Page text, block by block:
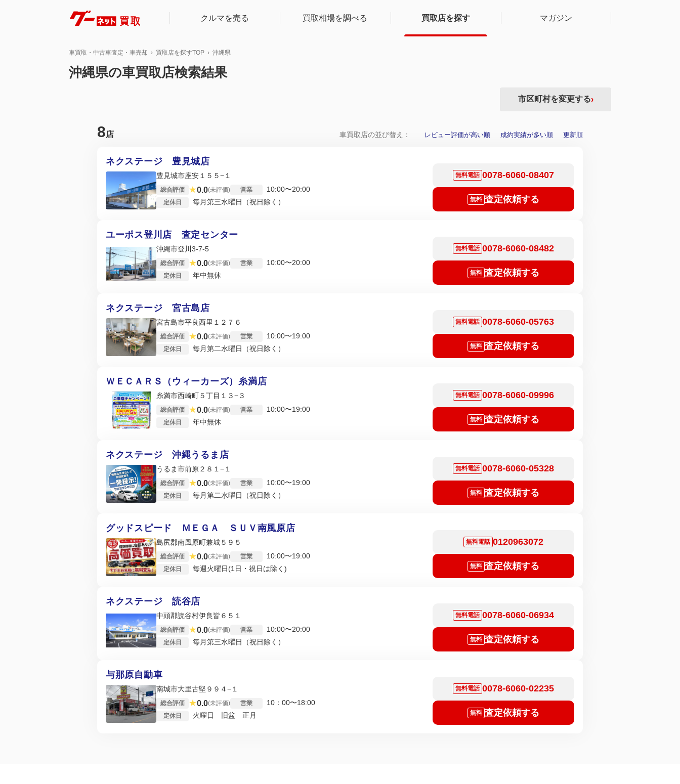
クルマを売る 買取相場を調べる 買取店を探す マガジン
車買取・中古車査定・車売却 買取店を探すTOP 沖縄県
沖縄県の車買取店検索結果
市区町村を変更する›
8店 車買取店の並び替え： レビュー評価が高い順 成約実績が多い順 更新順
ネクステージ 豊見城店
豊見城市座安１５５−１
総合評価 ★0.0(未評価) 営業 10:00〜20:00
定休日 毎月第三水曜日（祝日除く）
無料電話 0078-6060-08407
無料 査定依頼する
ユーポス登川店 査定センター
沖縄市登川3-7-5
総合評価 ★0.0(未評価) 営業 10:00〜20:00
定休日 年中無休
無料電話 0078-6060-08482
無料 査定依頼する
ネクステージ 宮古島店
宮古島市平良西里１２７６
総合評価 ★0.0(未評価) 営業 10:00〜19:00
定休日 毎月第二水曜日（祝日除く）
無料電話 0078-6060-05763
無料 査定依頼する
ＷＥＣＡＲＳ（ウィーカーズ）糸満店
糸満市西崎町５丁目１３−３
総合評価 ★0.0(未評価) 営業 10:00〜19:00
定休日 年中無休
無料電話 0078-6060-09996
無料 査定依頼する
ネクステージ 沖縄うるま店
うるま市前原２８１−１
総合評価 ★0.0(未評価) 営業 10:00〜19:00
定休日 毎月第二水曜日（祝日除く）
無料電話 0078-6060-05328
無料 査定依頼する
グッドスピード ＭＥＧＡ ＳＵＶ南風原店
島尻郡南風原町兼城５９５
総合評価 ★0.0(未評価) 営業 10:00〜19:00
定休日 毎週火曜日(1日・祝日は除く)
無料電話 0120963072
無料 査定依頼する
ネクステージ 読谷店
中頭郡読谷村伊良皆６５１
総合評価 ★0.0(未評価) 営業 10:00〜20:00
定休日 毎月第三水曜日（祝日除く）
無料電話 0078-6060-06934
無料 査定依頼する
与那原自動車
南城市大里古堅９９４−１
総合評価 ★0.0(未評価) 営業 10：00〜18:00
定休日 火曜日 旧盆 正月
無料電話 0078-6060-02235
無料 査定依頼する